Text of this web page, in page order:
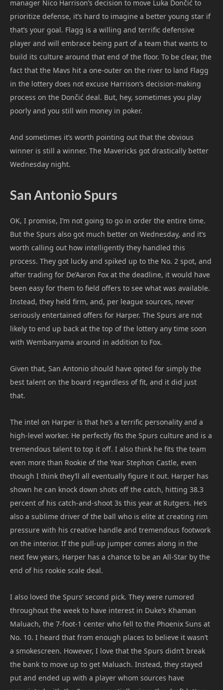
manager Nico Harrison’s decision to move Luka Dončić to
prioritize defense, it’s hard to imagine a better young star if
that’s your goal. Flagg is a willing and terrific defensive
player and will embrace being part of a team that wants to
build its culture around that end of the floor. To be clear, the
fact that the Mavs hit a one-outer on the river to land Flagg
in the lottery does not excuse Harrison’s decision-making
process on the Dončić deal. But, hey, sometimes you play
poorly and you still win money in poker.
And sometimes it’s worth pointing out that the obvious
winner is still a winner. The Mavericks got drastically better
Wednesday night.
San Antonio Spurs
OK, I promise, I’m not going to go in order the entire time.
But the Spurs also got much better on Wednesday, and it’s
worth calling out how intelligently they handled this
process. They got lucky and spiked up to the No. 2 spot, and
after trading for De’Aaron Fox at the deadline, it would have
been easy for them to field offers to see what was available.
Instead, they held firm, and, per league sources, never
seriously entertained offers for Harper. The Spurs are not
likely to end up back at the top of the lottery any time soon
with Wembanyama around in addition to Fox.
Given that, San Antonio should have opted for simply the
best talent on the board regardless of fit, and it did just
that.
The intel on Harper is that he’s a terrific personality and a
high-level worker. He perfectly fits the Spurs culture and is a
tremendous talent to top it off. I also think he fits the team
even more than Rookie of the Year Stephon Castle, even
though I think they’ll all eventually figure it out. Harper has
shown he can knock down shots off the catch, hitting 38.3
percent of his catch-and-shoot 3s this year at Rutgers. He’s
also a sublime driver of the ball who is elite at creating rim
pressure with his creative handle and tremendous footwork
on the interior. If the pull-up jumper comes along in the
next few years, Harper has a chance to be an All-Star by the
end of his rookie scale deal.
I also loved the Spurs’ second pick. They were rumored
throughout the week to have interest in Duke’s Khaman
Maluach, the 7-foot-1 center who fell to the Phoenix Suns at
No. 10. I heard that from enough places to believe it wasn’t
a smokescreen. However, I love that the Spurs didn’t break
the bank to move up to get Maluach. Instead, they stayed
put and ended up with a player whom sources have